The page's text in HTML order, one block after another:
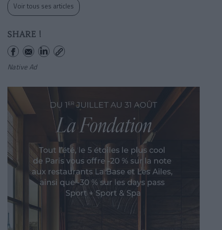
Voir tous ses articles
SHARE !
Native Ad